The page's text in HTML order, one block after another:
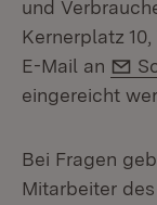
und
Kernerplatz
E-Mail an
eingereicht
Bei Fragen
Mitarbeiter